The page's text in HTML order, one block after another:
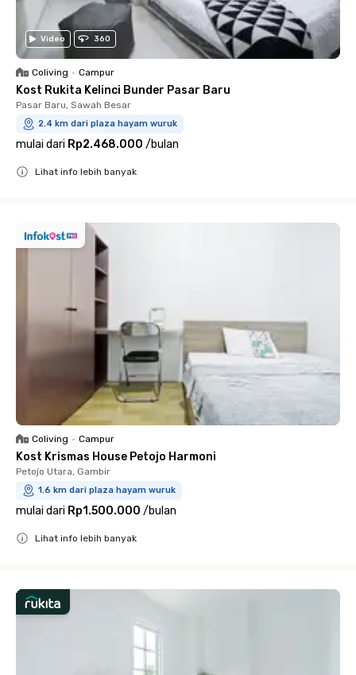
Video 360
Coliving • Campur
Kost Rukita Kelinci Bunder Pasar Baru
Pasar Baru, Sawah Besar
2.4 km dari plaza hayam wuruk
mulai dari Rp2.468.000 /bulan
Lihat info lebih banyak
Coliving • Campur
Kost Krismas House Petojo Harmoni
Petojo Utara, Gambir
1.6 km dari plaza hayam wuruk
mulai dari Rp1.500.000 /bulan
Lihat info lebih banyak